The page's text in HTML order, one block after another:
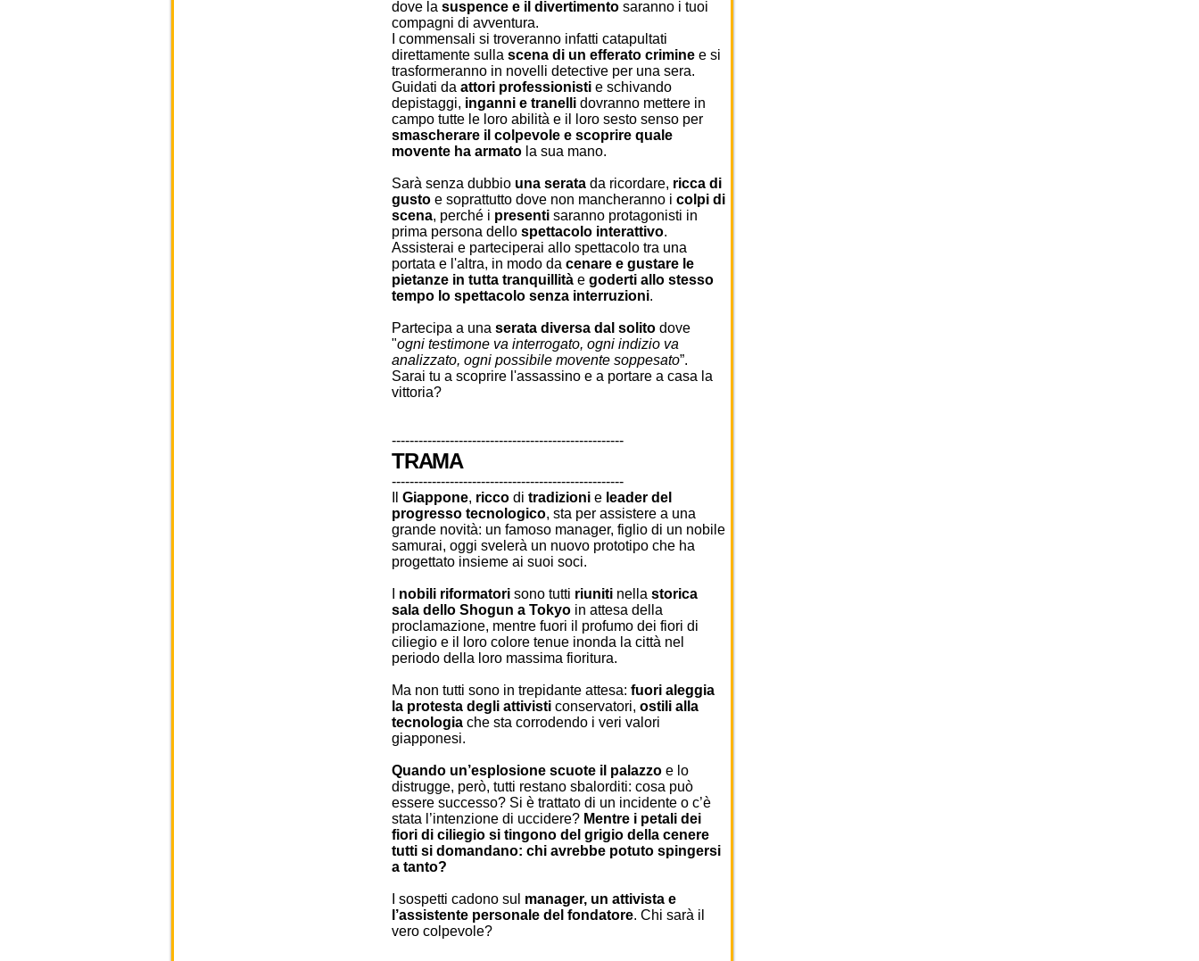
dove la suspence e il divertimento saranno i tuoi
compagni di avventura.
I commensali si troveranno infatti catapultati
direttamente sulla scena di un efferato crimine e si
trasformeranno in novelli detective per una sera.
Guidati da attori professionisti e schivando
depistaggi, inganni e tranelli dovranno mettere in
campo tutte le loro abilità e il loro sesto senso per
smascherare il colpevole e scoprire quale
movente ha armato la sua mano.
Sarà senza dubbio una serata da ricordare, ricca di
gusto e soprattutto dove non mancheranno i colpi di
scena, perché i presenti saranno protagonisti in
prima persona dello spettacolo interattivo.
Assisterai e parteciperai allo spettacolo tra una
portata e l'altra, in modo da cenare e gustare le
pietanze in tutta tranquillità e goderti allo stesso
tempo lo spettacolo senza interruzioni.
Partecipa a una serata diversa dal solito dove
"ogni testimone va interrogato, ogni indizio va
analizzato, ogni possibile movente soppesato”.
Sarai tu a scoprire l'assassino e a portare a casa la
vittoria?
----------------------------------------------------
TRAMA
----------------------------------------------------
Giappone, ricco di tradizioni e leader del
progresso tecnologico, sta per assistere a una
grande novità: un famoso manager, figlio di un nobile
samurai, oggi svelerà un nuovo prototipo che ha
progettato insieme ai suoi soci.
nobili riformatori sono tutti riuniti nella storica
sala dello Shogun a Tokyo in attesa della
proclamazione, mentre fuori il profumo dei fiori di
ciliegio e il loro colore tenue inonda la città nel
periodo della loro massima fioritura.
Ma non tutti sono in trepidante attesa: fuori aleggia
la protesta degli attivisti conservatori, ostili alla
tecnologia che sta corrodendo i veri valori
giapponesi.
Quando un’esplosione scuote il palazzo e lo
distrugge, però, tutti restano sbalorditi: cosa può
essere successo? Si è trattato di un incidente o c’è
stata l’intenzione di uccidere? Mentre i petali dei
fiori di ciliegio si tingono del grigio della cenere
tutti si domandano: chi avrebbe potuto spingersi
a tanto?
I sospetti cadono sul manager, un attivista e
l’assistente personale del fondatore. Chi sarà il
vero colpevole?